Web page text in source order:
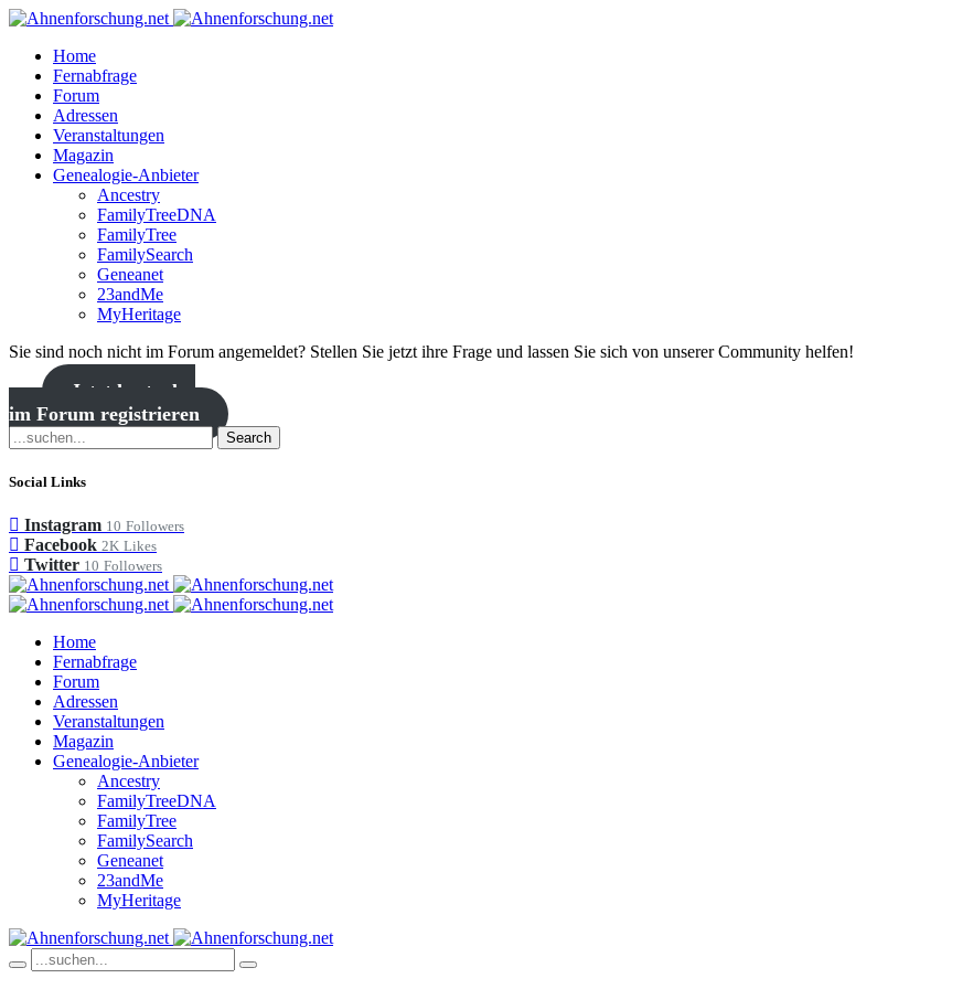
Home
Fernabfrage
Forum
Adressen
Veranstaltungen
Magazin
Genealogie-Anbieter
Ancestry
FamilyTreeDNA
FamilyTree
FamilySearch
Geneanet
23andMe
MyHeritage
Sie sind noch nicht im Forum angemeldet? Stellen Sie jetzt ihre Frage und lassen Sie sich von unserer Community helfen!
Jetzt kostenlos
im Forum registrieren
Search
Social Links
Instagram 10 Followers
Facebook 2K Likes
Twitter 10 Followers
Home
Fernabfrage
Forum
Adressen
Veranstaltungen
Magazin
Genealogie-Anbieter
Ancestry
FamilyTreeDNA
FamilyTree
FamilySearch
Geneanet
23andMe
MyHeritage